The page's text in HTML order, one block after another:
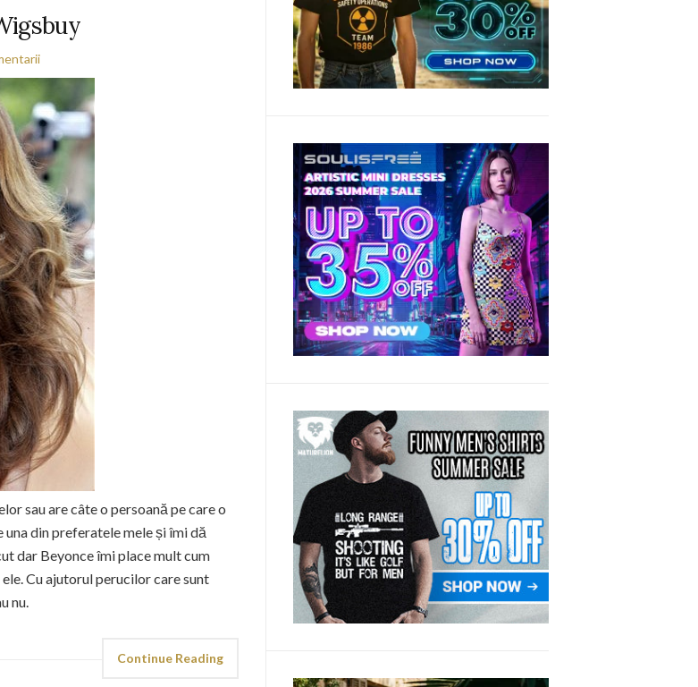
sau are câte o persoană pe care o
din preferatele mele și îmi dă
dar Beyonce îmi place mult cum
Cu ajutorul perucilor care sunt
nu.
Continue Reading